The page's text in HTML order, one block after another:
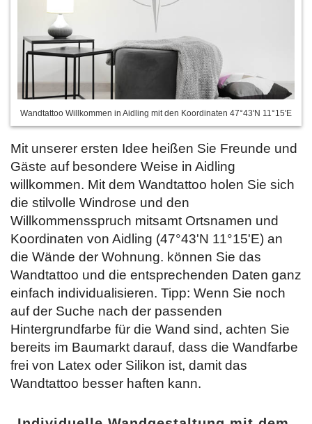
Wandtattoo Willkommen in Aidling mit den Koordinaten 47°43'N 11°15'E
Mit unserer ersten Idee heißen Sie Freunde und
Gäste auf besondere Weise in Aidling
willkommen. Mit dem Wandtattoo holen Sie sich
die stilvolle Windrose und den
Willkommensspruch mitsamt Ortsnamen und
Koordinaten von Aidling (47°43'N 11°15'E) an
die Wände der Wohnung. können Sie das
Wandtattoo und die entsprechenden Daten ganz
einfach individualisieren. Tipp: Wenn Sie noch
auf der Suche nach der passenden
Hintergrundfarbe für die Wand sind, achten Sie
bereits im Baumarkt darauf, dass die Wandfarbe
frei von Latex oder Silikon ist, damit das
Wandtattoo besser haften kann.